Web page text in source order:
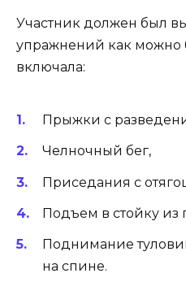
Участник должен был
упражнений как можно
включала:
Прыжки с
Челночный бег,
Приседания с
Подъем в стойку из
Поднимание
на спине.